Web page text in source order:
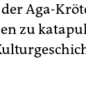
Aga-
zu